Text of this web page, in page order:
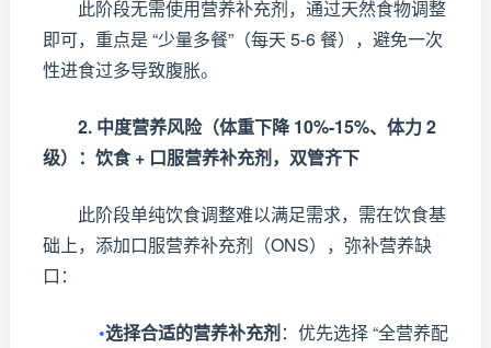
此阶段无需使用营养补充剂，通过天然食物调整
即可，重点是 “少量多餐”（每天 5-6 餐），避免一次
性进食过多导致腹胀。
2. 中度营养风险（体重下降 10%-15%、体力 2
级）：饮食 + 口服营养补充剂，双管齐下
此阶段单纯饮食调整难以满足需求，需在饮食基
础上，添加口服营养补充剂（ONS），弥补营养缺
口：
•选择合适的营养补充剂：优先选择 “全营养配